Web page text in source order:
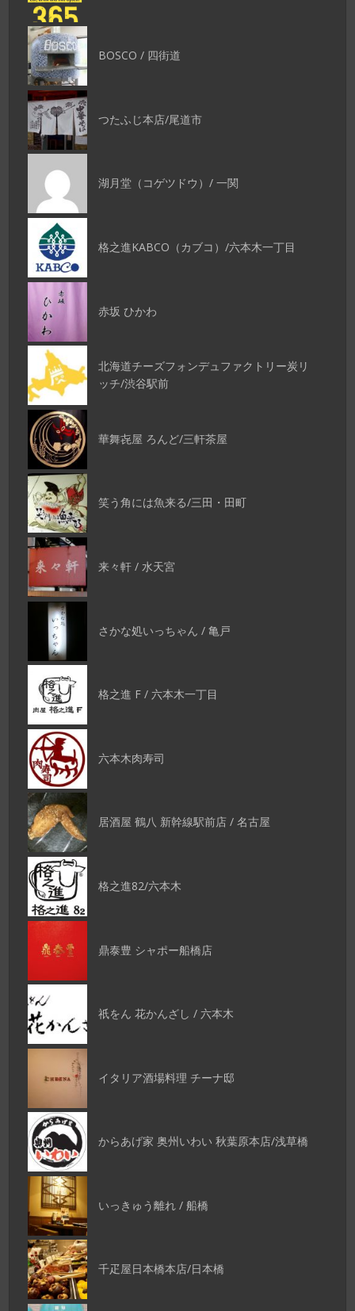
BOSCO / 四街道
つたふじ本店/尾道市
湖月堂（コゲツドウ）/ 一関
格之進KABCO（カブコ）/六本木一丁目
赤坂 ひかわ
北海道チーズフォンデュファクトリー炭リ
ッチ/渋谷駅前
華舞㐂屋 ろんど/三軒茶屋
笑う角には魚来る/三田・田町
来々軒 / 水天宮
さかな処いっちゃん / 亀戸
格之進 F / 六本木一丁目
六本木肉寿司
居酒屋 鶴八 新幹線駅前店 / 名古屋
格之進82/六本木
鼎泰豊 シャポー船橋店
祇をん 花かんざし / 六本木
イタリア酒場料理 チーナ邸
からあげ家 奥州いわい 秋葉原本店/浅草橋
いっきゅう離れ / 船橋
千疋屋日本橋本店/日本橋